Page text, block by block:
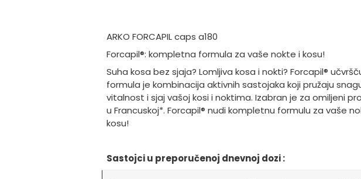
ARKO FORCAPIL caps a180
Forcapil®: kompletna formula za vaše nokte i kosu!
Suha kosa bez sjaja? Lomljiva kosa i nokti? Forcapil®
formula je kombinacija aktivnih sastojaka koji pružaju
vitalnost i sjaj vašoj kosi i noktima. Izabran je za omiljeni
u Francuskoj*. Forcapil® nudi kompletnu formulu za vaše
kosu!
Sastojci u preporučenoj dnevnoj dozi :